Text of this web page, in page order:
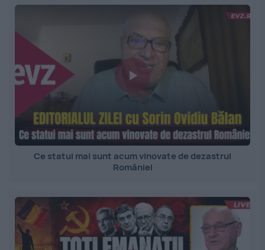
Ce statui mai sunt acum vinovate de dezastrul
României